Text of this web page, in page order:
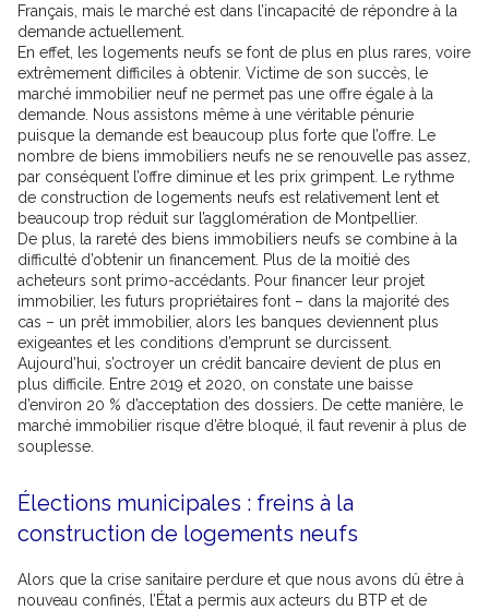
Français, mais le marché est dans l’incapacité de répondre à la
demande actuellement.
En effet, les logements neufs se font de plus en plus rares, voire
extrêmement difficiles à obtenir. Victime de son succès, le
marché immobilier neuf ne permet pas une offre égale à la
demande. Nous assistons même à une véritable pénurie
puisque la demande est beaucoup plus forte que l’offre. Le
nombre de biens immobiliers neufs ne se renouvelle pas assez,
par conséquent l’offre diminue et les prix grimpent. Le rythme
de construction de logements neufs est relativement lent et
beaucoup trop réduit sur l’agglomération de Montpellier.
De plus, la rareté des biens immobiliers neufs se combine à la
difficulté d’obtenir un financement. Plus de la moitié des
acheteurs sont primo-accédants. Pour financer leur projet
immobilier, les futurs propriétaires font – dans la majorité des
cas – un prêt immobilier, alors les banques deviennent plus
exigeantes et les conditions d’emprunt se durcissent.
Aujourd’hui, s’octroyer un crédit bancaire devient de plus en
plus difficile. Entre 2019 et 2020, on constate une baisse
d’environ 20 % d’acceptation des dossiers. De cette manière, le
marché immobilier risque d’être bloqué, il faut revenir à plus de
souplesse.
Élections municipales : freins à la
construction de logements neufs
Alors que la crise sanitaire perdure et que nous avons dû être à
nouveau confinés, l’État a permis aux acteurs du BTP et de